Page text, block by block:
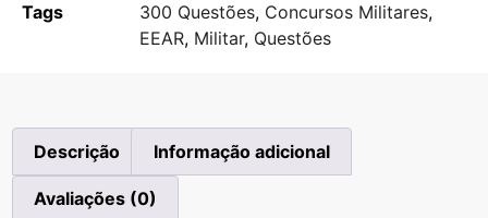
Tags
300 Questões, Concursos Militares,
EEAR, Militar, Questões
Descrição Informação adicional
Avaliações (0)